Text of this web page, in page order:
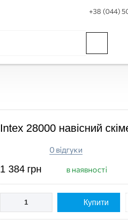
+38 (044)
Intex 28000 навісний
0 відгуки
1 384 грн в наявності
Купити